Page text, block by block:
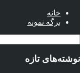
خانه
برگه نمونه
نوشته‌های تازه